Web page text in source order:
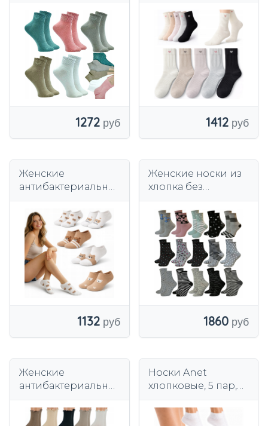
антибактериальны
е.
1272
пар.
1412
Женские
антибактериальны
Anet, бежевые, 5
шт.
1132
Женские носки из
хлопка без
пар.
1860
Женские
антибактериальны
без давления.
Носки Anet
хлопковые, 5 пар,
антибактериальны